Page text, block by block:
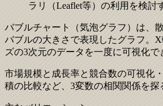
ラリ（Leaflet等）の利用を検討
バブルチャート（気泡グラフ）は、
バブルの大きさで表現したグラフ。
ズの3次元のデータを一度に可視化で
市場規模と成長率と競合数の可視化
積の比較など、3変数の相関関係を探